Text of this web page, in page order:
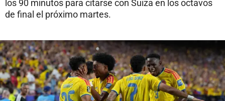
los 90 minutos para citarse con Suiza en los octavos
de final el próximo martes.